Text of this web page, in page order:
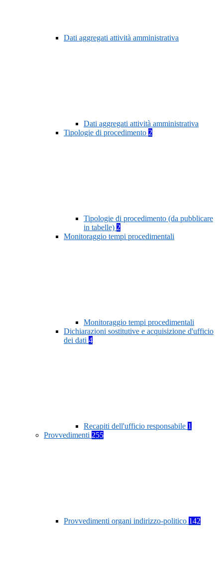
Dati aggregati attività amministrativa
Dati aggregati attività amministrativa
Tipologie di procedimento 2
Tipologie di procedimento (da pubblicare
in tabelle) 2
Monitoraggio tempi procedimentali
Monitoraggio tempi procedimentali
Dichiarazioni sostitutive e acquisizione d'ufficio
dei dati 4
Recapiti dell'ufficio responsabile 1
Provvedimenti 255
Provvedimenti organi indirizzo-politico 142